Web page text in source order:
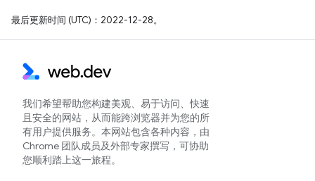
最后更新时间 (UTC)：2022-12-28。
我们希望帮助您构建美观、易于访问、快速
且安全的网站，从而能跨浏览器并为您的所
有用户提供服务。本网站包含各种内容，由
Chrome 团队成员及外部专家撰写，可协助
您顺利踏上这一旅程。